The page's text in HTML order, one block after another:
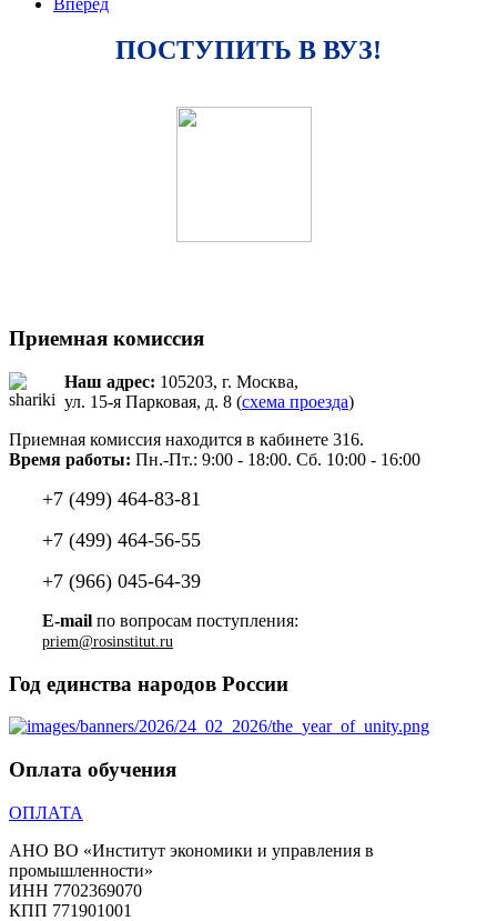
Вперед
ПОСТУПИТЬ В ВУЗ!
Приемная комиссия
Наш адрес: 105203, г. Москва,
ул. 15-я Парковая, д. 8 (схема проезда)
Приемная комиссия находится в кабинете 316.
Время работы: Пн.-Пт.: 9:00 - 18:00. Сб. 10:00 - 16:00
+7 (499) 464-83-81
+7 (499) 464-56-55
+7 (966) 045-64-39
E-mail по вопросам поступления:
Год единства народов России
Оплата обучения
ОПЛАТА
АНО ВО «Институт экономики и управления в
промышленности»
ИНН 7702369070
КПП 771901001